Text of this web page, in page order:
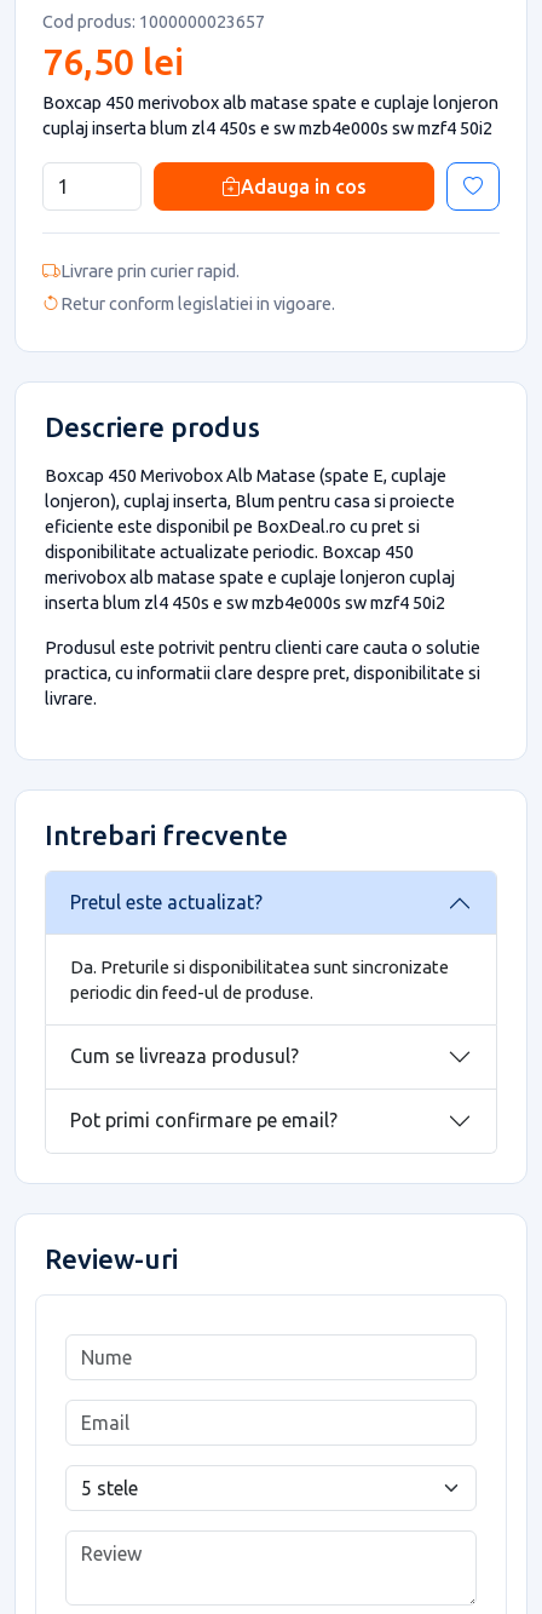
Cod produs: 1000000023657
76,50 lei
Boxcap 450 merivobox alb matase spate e cuplaje lonjeron
cuplaj inserta blum zl4 450s e sw mzb4e000s sw mzf4 50i2
Adauga in cos
Livrare prin curier rapid.
Retur conform legislatiei in vigoare.
Descriere produs
Boxcap 450 Merivobox Alb Matase (spate E, cuplaje
lonjeron), cuplaj inserta, Blum pentru casa si proiecte
eficiente este disponibil pe BoxDeal.ro cu pret si
disponibilitate actualizate periodic. Boxcap 450
merivobox alb matase spate e cuplaje lonjeron cuplaj
inserta blum zl4 450s e sw mzb4e000s sw mzf4 50i2
Produsul este potrivit pentru clienti care cauta o solutie
practica, cu informatii clare despre pret, disponibilitate si
livrare.
Intrebari frecvente
Pretul este actualizat?
Da. Preturile si disponibilitatea sunt sincronizate
periodic din feed-ul de produse.
Cum se livreaza produsul?
Pot primi confirmare pe email?
Review-uri